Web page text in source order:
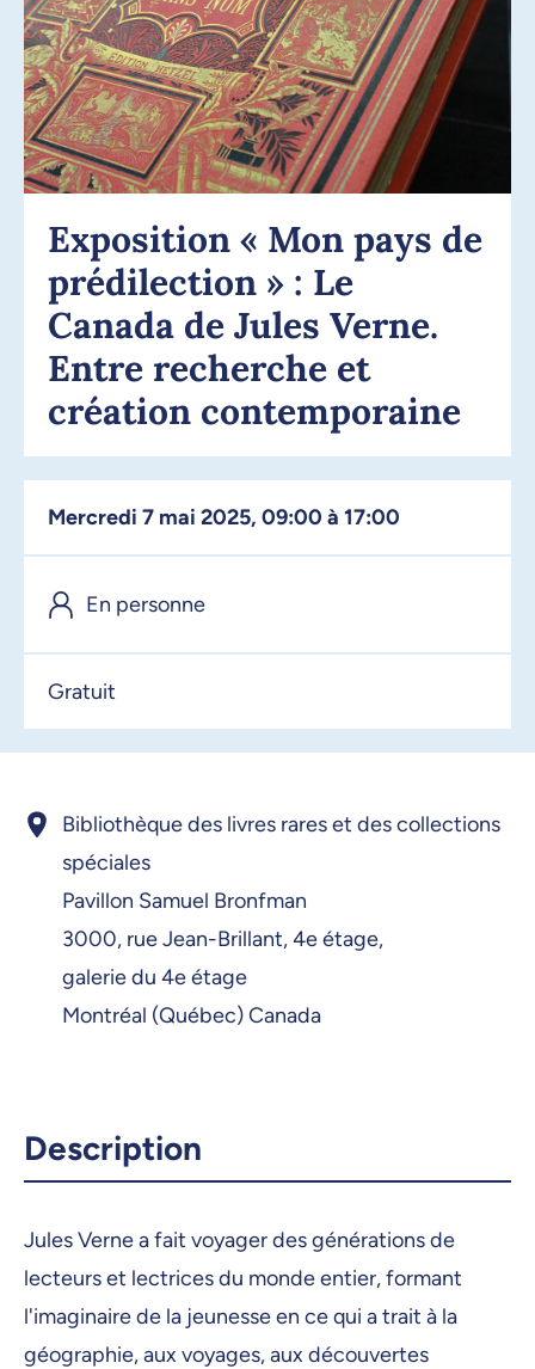
Exposition « Mon pays de
prédilection » : Le
Canada de Jules Verne.
Entre recherche et
création contemporaine
mercredi 7 mai 2025, 09:00 à 17:00
En personne
Gratuit
Bibliothèque des livres rares et des collections
spéciales
Pavillon Samuel Bronfman
3000, rue Jean-Brillant, 4e étage,
galerie du 4e étage
Montréal (Québec) Canada
Description
Jules Verne a fait voyager des générations de
lecteurs et lectrices du monde entier, formant
l'imaginaire de la jeunesse en ce qui a trait à la
géographie, aux voyages, aux découvertes